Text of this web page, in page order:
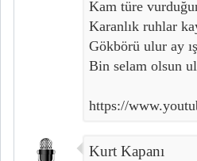
Kam türe
Karanlık ruhlar
Gökbörü ulur ay
Bin selam olsun
https://
Kurt Kapanı